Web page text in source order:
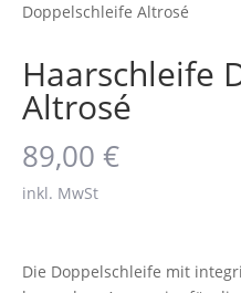
Doppelschleife Altrosé
Haarschleife
Altrosé
89,00 €
inkl. MwSt
Die Doppelschleife mit